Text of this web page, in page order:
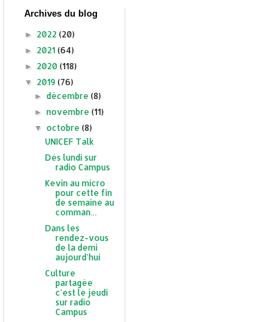
Archives du blog
► 2022 (20)
► 2021 (64)
► 2020 (118)
▼ 2019 (76)
►décembre(8)
►novembre(11)
▼octobre(8)
UNICEF Talk
Dès lundi sur
radio Campus
Kevin au micro
pour cette fin
de semaine au
comman...
Dans les
rendez-vous
de la demi
aujourd'hui
Culture
partagée
c'est le jeudi
sur radio
Campus